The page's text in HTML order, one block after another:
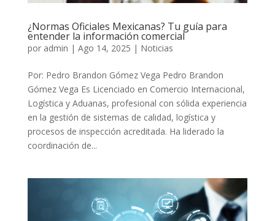
¿Normas Oficiales Mexicanas? Tu guía para
entender la información comercial
por admin | Ago 14, 2025 | Noticias
Por: Pedro Brandon Gómez Vega Pedro Brandon
Gómez Vega Es Licenciado en Comercio Internacional,
Logística y Aduanas, profesional con sólida experiencia
en la gestión de sistemas de calidad, logística y
procesos de inspección acreditada. Ha liderado la
coordinación de...